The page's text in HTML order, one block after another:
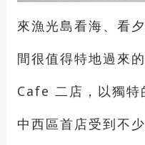
來漁光島看海、看
間很值得特地過來
Cafe 二店，以獨特
中西區首店受到不